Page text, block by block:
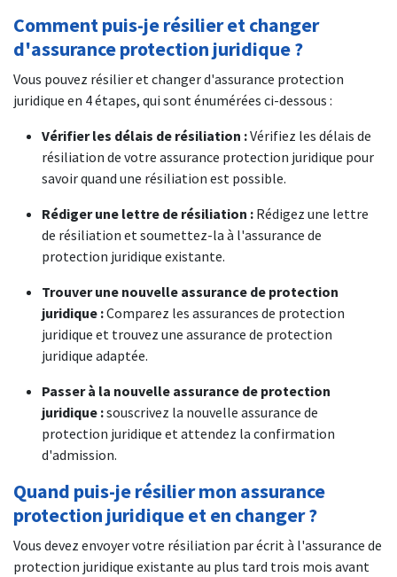
Comment puis-je résilier et changer
d'assurance protection juridique ?
Vous pouvez résilier et changer d'assurance protection
juridique en 4 étapes, qui sont énumérées ci-dessous :
Vérifier les délais de résiliation :Vérifiez les délais de
résiliation de votre assurance protection juridique pour
savoir quand une résiliation est possible.
Rédiger une lettre de résiliation : Rédigez une lettre
de résiliation et soumettez-la à l'assurance de
protection juridique existante.
Trouver une nouvelle assurance de protection
juridique :Comparez les assurances de protection
juridique et trouvez une assurance de protection
juridique adaptée.
Passer à la nouvelle assurance de protection
juridique :souscrivez la nouvelle assurance de
protection juridique et attendez la confirmation
d'admission.
Quand puis-je résilier mon assurance
protection juridique et en changer ?
Vous devez envoyer votre résiliation par écrit à l'assurance de
protection juridique existante au plus tard trois mois avant